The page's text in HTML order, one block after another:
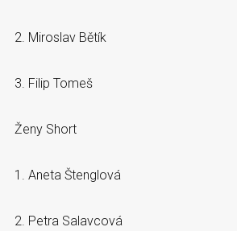
2. Miroslav Bětík
3. Filip Tomeš
Ženy Short
1. Aneta Štenglová
2. Petra Salavcová